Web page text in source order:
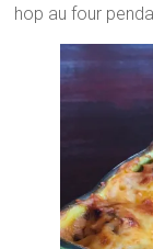
hop au four